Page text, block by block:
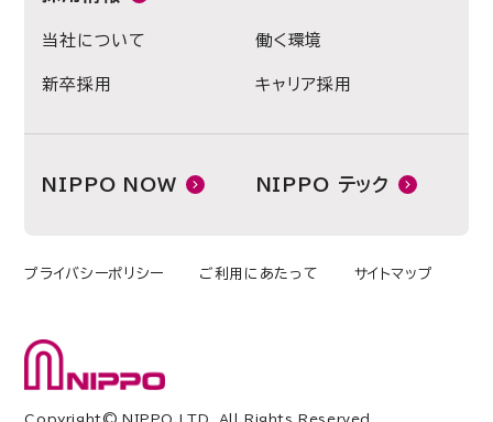
当社について 働く環境
新卒採用 キャリア採用
NIPPO NOW NIPPO テック
プライバシーポリシー ご利用にあたって サイトマップ
Copyright© NIPPO LTD. All Rights Reserved.